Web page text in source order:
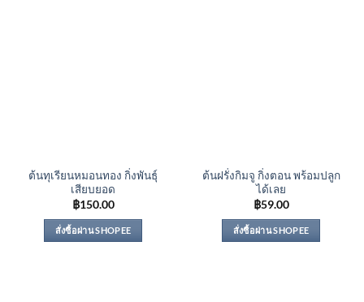
ต้นทุเรียนหมอนทอง กิ่งพันธุ์
เสียบยอด
฿150.00
สั่งซื้อผ่าน SHOPEE
ต้นฝรั่งกิมจู กิ่งตอน พร้อมปลูก
ได้เลย
฿59.00
สั่งซื้อผ่าน SHOPEE